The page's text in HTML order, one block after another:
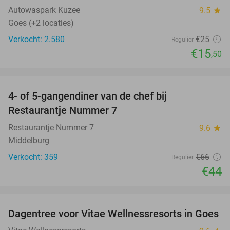
Autowaspark Kuzee 9.5 star
Goes (+2 locaties)
Verkocht: 2.580
Regulier €25
€15,50
4- of 5-gangendiner van de chef bij
Restaurantje Nummer 7
Restaurantje Nummer 7 9.6 star
Middelburg
Verkocht: 359
Regulier €66
€44
49%
Dagentree voor Vitae Wellnessresorts in Goes